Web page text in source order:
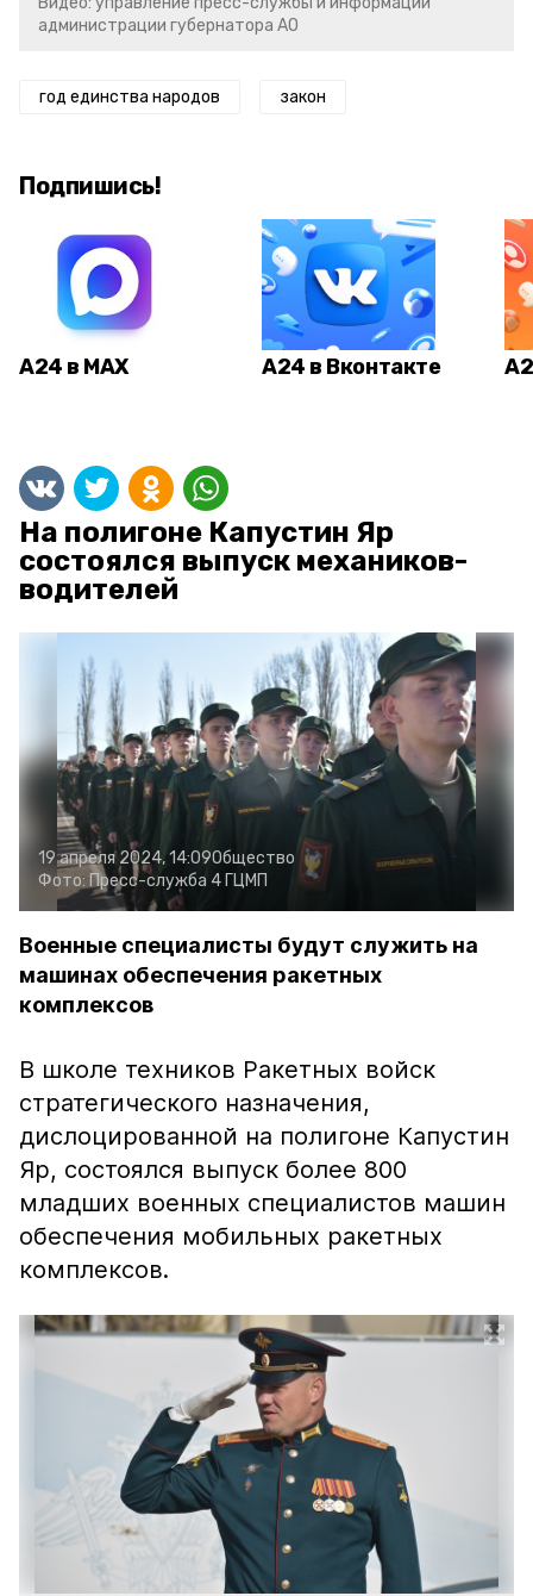
администрации губернатора АО
год единства народов закон
Подпишись!
А24 в MAX А24 в Вконтакте
На полигоне Капустин Яр
состоялся выпуск механиков-
водителей
19 апреля 2024, 14:09Общество
Фото: Пресс-служба 4 ГЦМП
Военные специалисты будут служить на
машинах обеспечения ракетных
комплексов
В школе техников Ракетных войск
стратегического назначения,
дислоцированной на полигоне Капустин
Яр, состоялся выпуск более 800
младших военных специалистов машин
обеспечения мобильных ракетных
комплексов.